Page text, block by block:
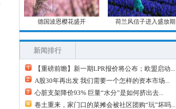
德国波恩樱花盛开 荷兰风信子进入盛放期
新闻排行
【重磅前瞻】新一期LPR报价将公布；欧盟启动...
A股30年再出发 我们需要一个怎样的资本市场...
心脏支架降价93% 巨量“水分”是如何挤出去...
卷土重来，家门口的菜摊会被社区团购“玩”坏吗...